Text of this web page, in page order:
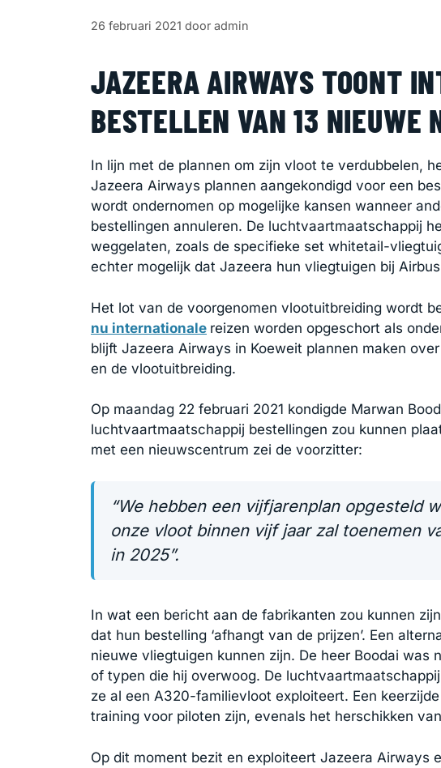
26 februari 2021 door admin
JAZEERA AIRWAYS TOONT
BESTELLEN VAN 13 NIEUWE
In lijn met de plannen om zijn vloot te verdubbelen,
Jazeera Airways plannen aangekondigd voor een
wordt ondernomen op mogelijke kansen wanneer
bestellingen annuleren. De luchtvaartmaatschappij
weggelaten, zoals de specifieke set whitetail-
echter mogelijk dat Jazeera hun vliegtuigen bij
Het lot van de voorgenomen vlootuitbreiding wordt
nu internationale reizen worden opgeschort als
blijft Jazeera Airways in Koeweit plannen maken
en de vlootuitbreiding.
Op maandag 22 februari 2021 kondigde Marwan
luchtvaartmaatschappij bestellingen zou kunnen
met een nieuwscentrum zei de voorzitter:
“We hebben een vijfjarenplan opgesteld
onze vloot binnen vijf jaar zal toenemen
in 2025”.
In wat een bericht aan de fabrikanten zou kunnen
dat hun bestelling ‘afhangt van de prijzen’. Een
nieuwe vliegtuigen kunnen zijn. De heer Boodai
of typen die hij overwoog. De
ze al een A320-familievloot exploiteert. Een
training voor piloten zijn, evenals het herschikken
Op dit moment bezit en exploiteert Jazeera Airways